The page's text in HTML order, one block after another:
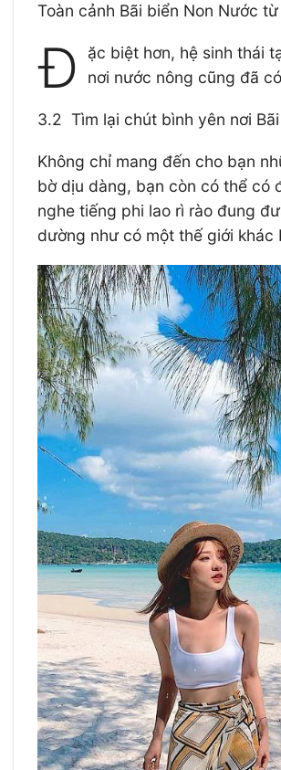
Toàn cảnh Bãi biển Non Nước
Đ
ặc biệt hơn, hệ sinh thái
nơi nước nông cũng đã
3.2 Tìm lại chút bình yên nơi
Không chỉ mang đến cho bạn
bờ dịu dàng, bạn còn có thể có
nghe tiếng phi lao rì rào đung
dường như có một thế giới khác